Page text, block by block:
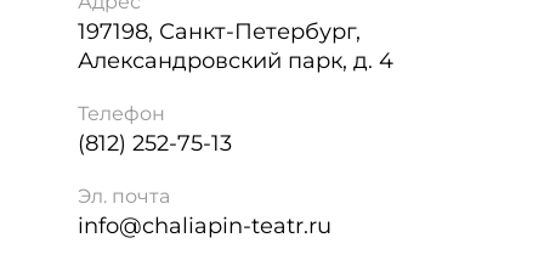
197198, Санкт-Петербург,
Александровский парк, д. 4
Телефон
(812) 252-75-13
Эл. почта
info@chaliapin-teatr.ru